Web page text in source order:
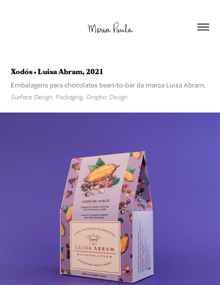
Xodós • Luisa Abram, 2021
Embalagens para chocolates bean-to-bar da marca Luisa Abram.
Surface Design, Packaging, Graphic Design